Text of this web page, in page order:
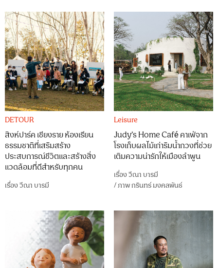
DETOUR
สิงห์ปาร์ค เชียงราย ห้องเรียน
ธรรมชาติที่เสริมสร้าง
ประสบการณ์ชีวิตและสร้างสิ่ง
แวดล้อมที่ดีสำหรับทุกคน
เรื่องวีณา บารมี
Leisure
Judy’s Home Café คาเฟ่จาก
โรงเก็บผลไม้เก่าริมน้ำกวงที่ช่วย
เติมความน่ารักให้เมืองลำพูน
เรื่องวีณา บารมี
/ภาพกรินทร์ มงคลพันธ์